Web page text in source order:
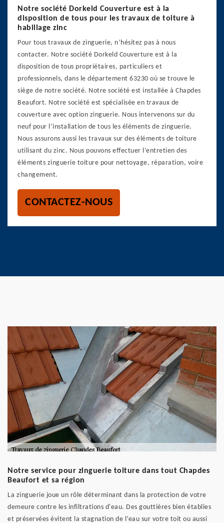
Notre société Dorkeld Couverture est à la
disposition de tous pour les travaux de toiture à
habillage zinc
Pour tous travaux de zinguerie, n’hésitez pas à nous
contacter. Notre société Dorkeld Couverture est à la
disposition de tous propriétaires, particuliers et
professionnels, dans le département 63230 où se trouve le
siège de notre société. Notre société est installée à Chapdes
Beaufort. Notre société est spécialisée en travaux de
couverture avec option zinguerie. Nous intervenons sur du
neuf pour l’installation de tous les éléments de zinguerie.
Nous assurons aussi les travaux sur des éléments de toiture
utilisant du zinc. Nous pouvons effectuer l’entretien des
éléments zinguerie toiture pour nettoyage, réparation, voire
changement.
CONTACTEZ-NOUS
Notre service pour zinguerie toiture dans tout Chapdes
Beaufort et sa région
La zinguerie joue un rôle déterminant dans la protection de votre
demeure contre les infiltrations d'eau. Des gouttières bien établies
et préservées évitent la stagnation de l’eau sur votre toit ou aussi